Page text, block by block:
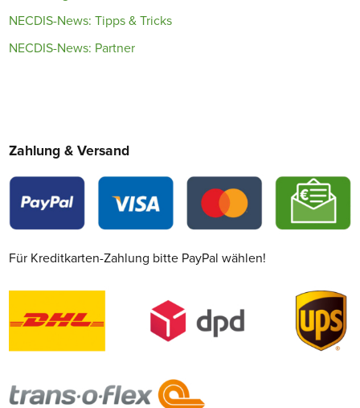
NECDIS-News: Tipps & Tricks
NECDIS-News: Partner
Zahlung & Versand
Für Kreditkarten-Zahlung bitte PayPal wählen!